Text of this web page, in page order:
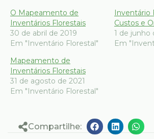
O Mapeamento de
Inventários Florestais
30 de abril de 2019
Em "Inventário Florestal"
Inventário
Custos e
1 de junho
Em
Mapeamento de
Inventários Florestais
31 de agosto de 2021
Em "Inventário Florestal"
Compartilhe: